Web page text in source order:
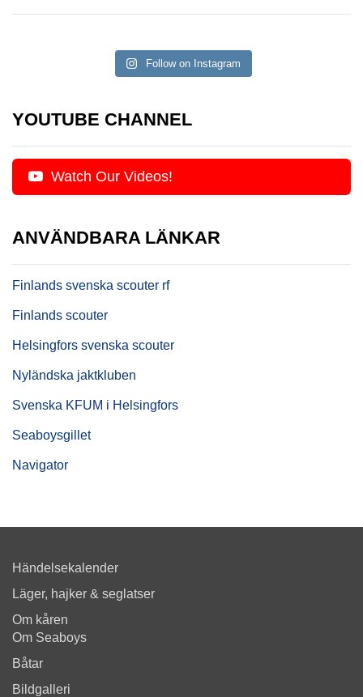
Follow on Instagram
YOUTUBE CHANNEL
Watch Our Videos!
ANVÄNDBARA LÄNKAR
Finlands svenska scouter rf
Finlands scouter
Helsingfors svenska scouter
Nyländska jaktkluben
Svenska KFUM i Helsingfors
Seaboysgillet
Navigator
Händelsekalender
Läger, hajker & seglatser
Om kåren
Om Seaboys
Båtar
Bildgalleri